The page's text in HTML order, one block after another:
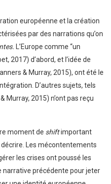
européenne et la création
par des narrations qu’on
L’Europe comme “un
2017) d’abord, et l’idée de
& Murray, 2015), ont été le
D’autres sujets, tels
Murray, 2015) n’ont pas reçu
moment de shiftimportant
décrire. Les mécontentements
les crises ont poussé les
narrative précédente pour jeter